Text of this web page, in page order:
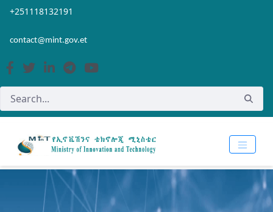
Skip to Main Content
Open Accessibility Menu
+251118132191
contact@mint.gov.et